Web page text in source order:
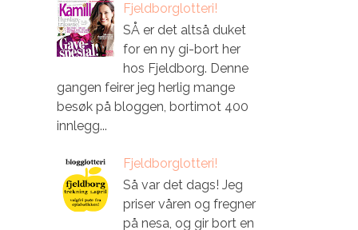
Fjeldborglotteri!
SÅ er det altså duket
for en ny gi-bort her
hos Fjeldborg. Denne
gangen feirer jeg herlig mange
besøk på bloggen, bortimot 400
innlegg...
Fjeldborglotteri!
Så var det dags! Jeg
priser våren og fregner
på nesa, og gir bort en